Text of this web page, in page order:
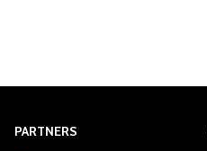
PARTNERS